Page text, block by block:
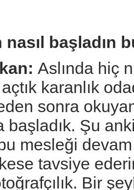
nasıl başladın
Aslında hiç
karanlık
sonra
başladık. Şu
mesleği
tavsiye
Bir